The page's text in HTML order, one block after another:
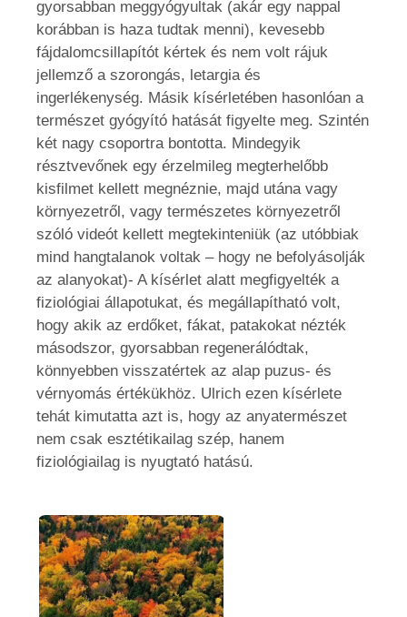
gyorsabban meggyógyultak (akár egy nappal
korábban is haza tudtak menni), kevesebb
fájdalomcsillapítót kértek és nem volt rájuk
jellemző a szorongás, letargia és
ingerlékenység. Másik kísérletében hasonlóan a
természet gyógyító hatását figyelte meg. Szintén
két nagy csoportra bontotta. Mindegyik
résztvevőnek egy érzelmileg megterhelőbb
kisfilmet kellett megnéznie, majd utána vagy
környezetről, vagy természetes környezetről
szóló videót kellett megtekinteniük (az utóbbiak
mind hangtalanok voltak – hogy ne befolyásolják
az alanyokat)- A kísérlet alatt megfigyelték a
fiziológiai állapotukat, és megállapítható volt,
hogy akik az erdőket, fákat, patakokat nézték
másodszor, gyorsabban regenerálódtak,
könnyebben visszatértek az alap puzus- és
vérnyomás értékükhöz. Ulrich ezen kísérlete
tehát kimutatta azt is, hogy az anyatermészet
nem csak esztétikailag szép, hanem
fiziológiailag is nyugtató hatású.